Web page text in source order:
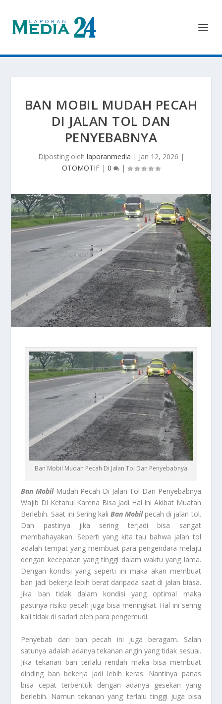
BAN MOBIL MUDAH PECAH
DI JALAN TOL DAN
PENYEBABNYA
Diposting oleh laporanmedia | Jan 12, 2026 |
OTOMOTIF | 0 |
Ban Mobil Mudah Pecah Di Jalan Tol Dan Penyebabnya
Ban MobilMudah Pecah Di Jalan Tol Dan Penyebabnya
Wajib Di Ketahui Karena Bisa Jadi Hal Ini Akibat Muatan
Berlebih. Saat ini Sering kali Ban Mobilpecah di jalan tol.
Dan pastinya jika sering terjadi bisa sangat
membahayakan. Seperti yang kita tau bahwa jalan tol
adalah tempat yang membuat para pengendara melaju
dengan kecepatan yang tinggi dalam waktu yang lama.
Dengan kondisi yang seperti ini maka akan membuat
ban jadi bekerja lebih berat daripada saat di jalan biasa.
Jika ban tidak dalam kondisi yang optimal maka
pastinya risiko pecah juga bisa meningkat. Hal ini sering
kali tidak di sadari oleh para pengemudi.
Penyebab dari ban pecah ini juga beragam. Salah
satunya adalah adanya tekanan angin yang tidak sesuai.
Jika tekanan ban terlalu rendah maka bisa membuat
dinding ban bekerja jadi lebih keras. Nantinya panas
bisa cepat terbentuk dengan adanya gesekan yang
berlebih. Namun tekanan yang terlalu tinggi juga bisa